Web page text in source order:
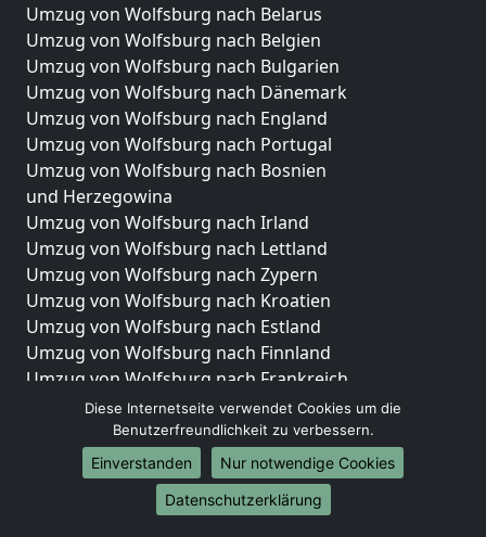
Umzug von Wolfsburg nach Belarus
Umzug von Wolfsburg nach Belgien
Umzug von Wolfsburg nach Bulgarien
Umzug von Wolfsburg nach Dänemark
Umzug von Wolfsburg nach England
Umzug von Wolfsburg nach Portugal
Umzug von Wolfsburg nach Bosnien
und Herzegowina
Umzug von Wolfsburg nach Irland
Umzug von Wolfsburg nach Lettland
Umzug von Wolfsburg nach Zypern
Umzug von Wolfsburg nach Kroatien
Umzug von Wolfsburg nach Estland
Umzug von Wolfsburg nach Finnland
Umzug von Wolfsburg nach Frankreich
Umzug von Wolfsburg nach Griechenland
Umzug von Wolfsburg nach Italien
Umzug von Wolfsburg nach Liechtenstein
Umzug von Wolfsburg nach Luxemburg
Umzug von Wolfsburg nach Niederlande
Diese Internetseite verwendet Cookies um die
Benutzerfreundlichkeit zu verbessern.
Einverstanden
Nur notwendige Cookies
Datenschutzerklärung